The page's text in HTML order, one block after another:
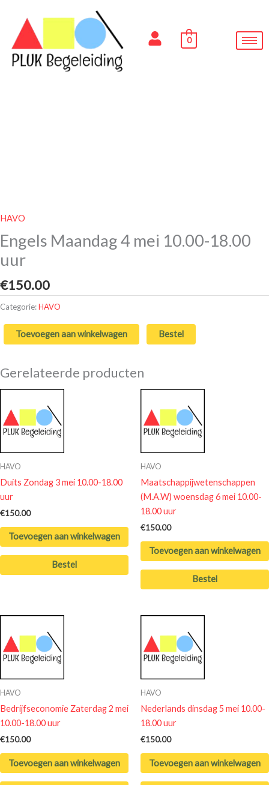
inhoud
0
HAVO
Engels Maandag 4 mei 10.00-18.00
uur
€150.00
Categorie:HAVO
Toevoegen aan winkelwagen Bestel
Gerelateerde producten
HAVO
Duits Zondag 3 mei 10.00-18.00
uur
€150.00
Toevoegen aan winkelwagen
Bestel
HAVO
Maatschappijwetenschappen
(M.A.W) woensdag 6 mei 10.00-
18.00 uur
€150.00
Toevoegen aan winkelwagen
Bestel
HAVO
Bedrijfseconomie Zaterdag 2 mei
10.00-18.00 uur
€150.00
Toevoegen aan winkelwagen
HAVO
Nederlands dinsdag 5 mei 10.00-
18.00 uur
€150.00
Toevoegen aan winkelwagen